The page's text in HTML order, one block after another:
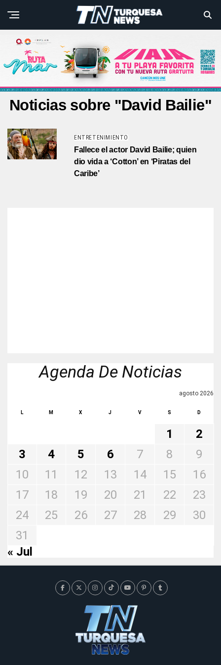
Noticias sobre "David Bailie"
ENTRETENIMIENTO
Fallece el actor David Bailie; quien
dio vida a ‘Cotton’ en ‘Piratas del
Caribe’
Agenda De Noticias
agosto 2026
L M X J V S D
1
2
3
4 5 6 7 8
9
10
11 12 13 14 15
16
17
18 19 20 21 22
23
24
25 26 27 28 29
30
31
« Jul